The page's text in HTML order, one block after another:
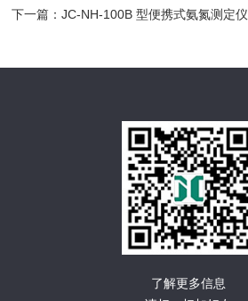
下一篇：JC-NH-100B 型便携式氨氮测定仪
了解更多信息